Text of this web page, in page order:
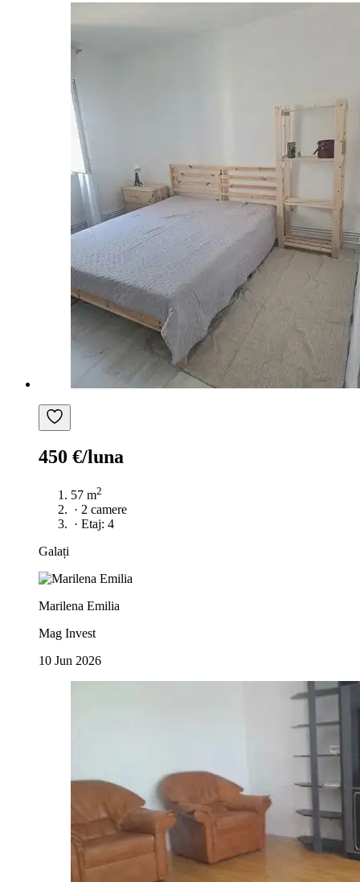
450 €/luna
57 m2
· 2 camere
· Etaj: 4
Galați
Marilena Emilia
Mag Invest
10 Jun 2026